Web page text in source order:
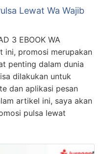
Lewat Wa Wajib
3 EBOOK WA
ini, promosi merupakan
penting dalam dunia
dilakukan untuk
dan aplikasi pesan
artikel ini, saya akan
pulsa lewat